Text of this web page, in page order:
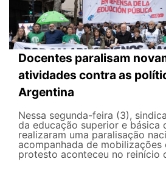
Docentes paralisam
atividades contra as
Argentina
Nessa segunda-feira (3),
da educação superior e básica
realizaram uma paralisação
acompanhada de
protesto aconteceu no reinício